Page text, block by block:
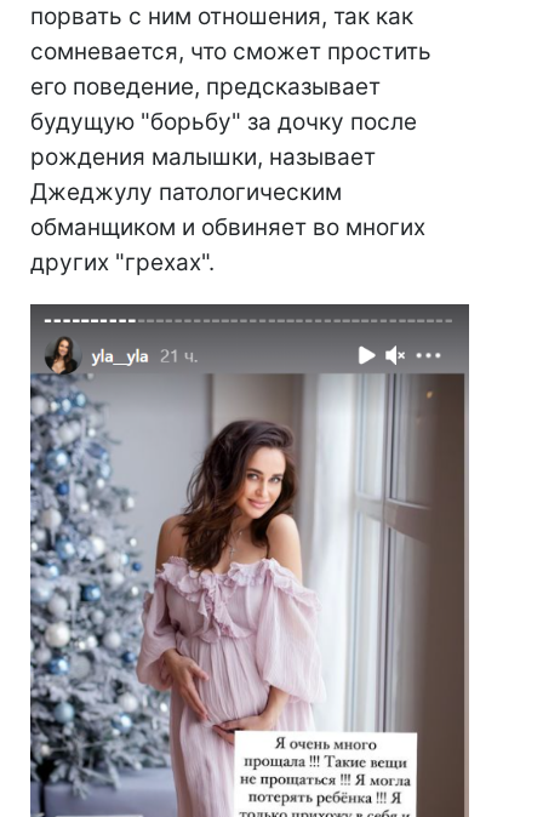
порвать с ним отношения, так как
сомневается, что сможет простить
его поведение, предсказывает
будущую "борьбу" за дочку после
рождения малышки, называет
Джеджулу патологическим
обманщиком и обвиняет во многих
других "грехах".